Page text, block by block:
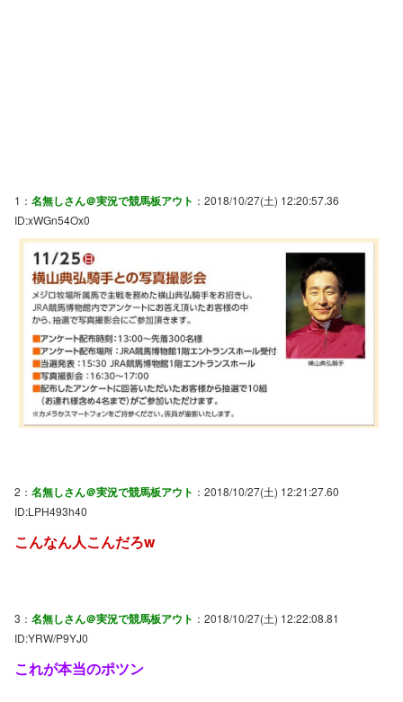
1： 名無しさん＠実況で競馬板アウト ：2018/10/27(土) 12:20:57.36
ID:xWGn54Ox0
2： 名無しさん＠実況で競馬板アウト ：2018/10/27(土) 12:21:27.60
ID:LPH493h40
こんなん人こんだろw
3： 名無しさん＠実況で競馬板アウト ：2018/10/27(土) 12:22:08.81
ID:YRW/P9YJ0
これが本当のポツン